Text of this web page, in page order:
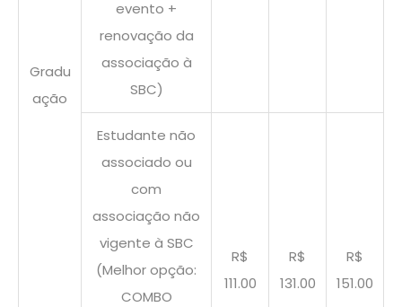
Gradu
ação
evento +
renovação da
associação à
SBC)
Estudante não
associado ou
com
associação não
vigente à SBC
(Melhor opção:
COMBO
R$
111.00
R$
131.00
R$
151.00